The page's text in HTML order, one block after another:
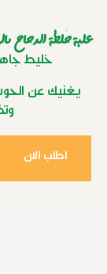
علبة خلطة الدجاج
خليط
اطلب الان